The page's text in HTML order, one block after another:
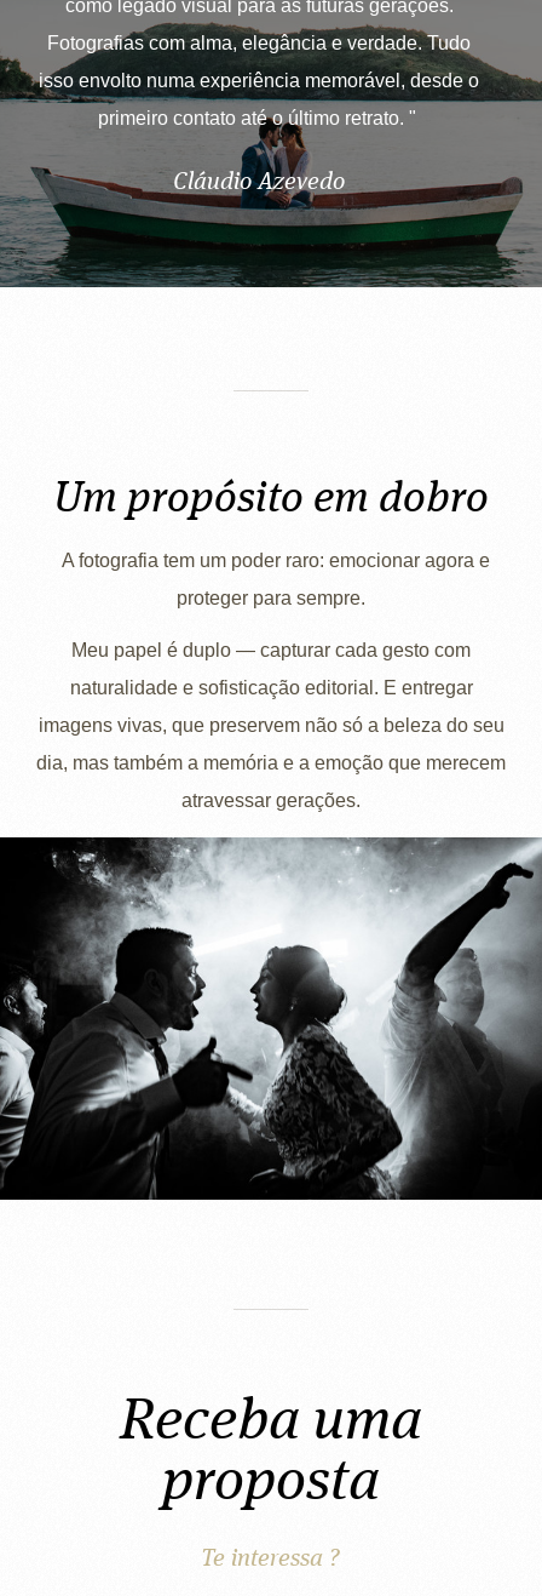
como legado visual para as futuras gerações.
Fotografias com alma, elegância e verdade. Tudo
isso envolto numa experiência memorável, desde o
primeiro contato até o último retrato. "
Cláudio Azevedo
Um propósito em dobro
A fotografia tem um poder raro: emocionar agora e
proteger para sempre.
Meu papel é duplo — capturar cada gesto com
naturalidade e sofisticação editorial. E entregar
imagens vivas, que preservem não só a beleza do seu
dia, mas também a memória e a emoção que merecem
atravessar gerações.
Receba uma
proposta
Te interessa ?